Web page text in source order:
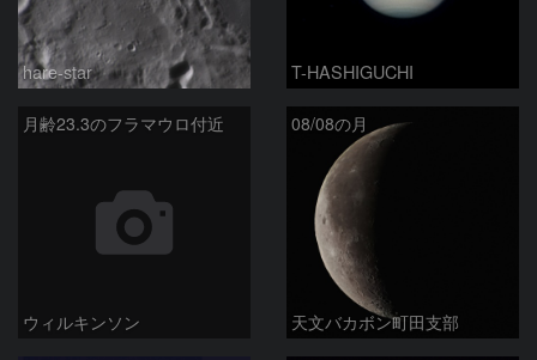
hare-star T-HASHIGUCHI
月齢23.3のフラマウロ付近
ウィルキンソン
08/08の月
天文バカボン町田支部